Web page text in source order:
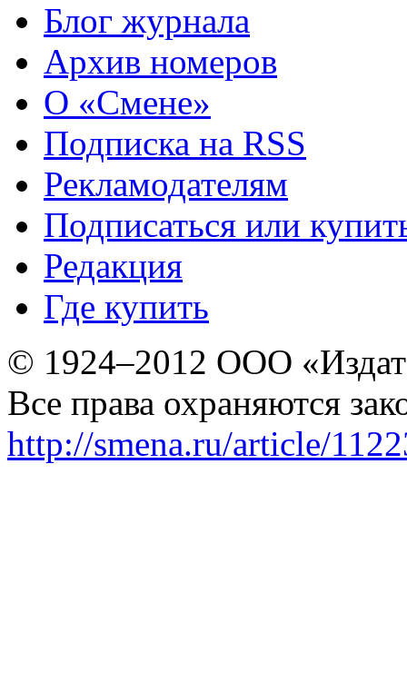
Блог журнала
Архив номеров
О «Смене»
Подписка на RSS
Рекламодателям
Подписаться или
Редакция
Где купить
© 1924–2012 ООО
Все права охраняются
http://smena.ru/article/